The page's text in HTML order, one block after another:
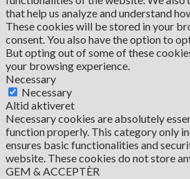
that help us analyze and understand
These cookies will be stored in your
consent. You also have the option to
But opting out of some of these
your browsing experience.
Necessary
Necessary
Altid aktiveret
Necessary cookies are absolutely
function properly. This category only
ensures basic functionalities and
website. These cookies do not store
GEM & ACCEPTÈR